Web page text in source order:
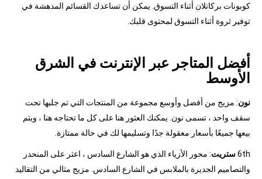
كوبونات بركاتلان أثناء التسوق. يمكن أن تساعدك القسائم المدهشة في
توفير ثروة أثناء التسوق لمحتوى قلبك.
أفضل المتاجر عبر الإنترنت في الشرق
الأوسط
نون: مزيج من أفضل وأوسع مجموعة من المنتجات التي تم جلبها تحت
سقف واحد ، تسمى نون. يمكنك العثور هنا على كل ما تحتاجه هنا ، ويتم
بيعها جميعًا بأسعار معقولة جدًا وتسليمها لك في حالة ممتازة.
6thستريت: محور الأزياء الذي هو الشارع السادس ، اعثر على المنحدر
والتصاميم الجديرة بالملابس في الشارع السادس. مزيج مثالي من التقاليد